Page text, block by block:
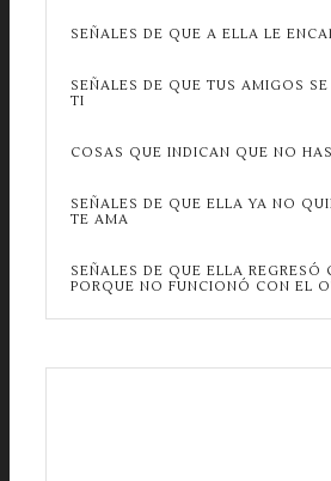
SEÑALES DE QUE A ELLA LE
SEÑALES DE QUE TUS AMIGOS
TI
COSAS QUE INDICAN QUE NO
SEÑALES DE QUE ELLA YA NO
TE AMA
SEÑALES DE QUE ELLA REGRESÓ
PORQUE NO FUNCIONÓ CON EL